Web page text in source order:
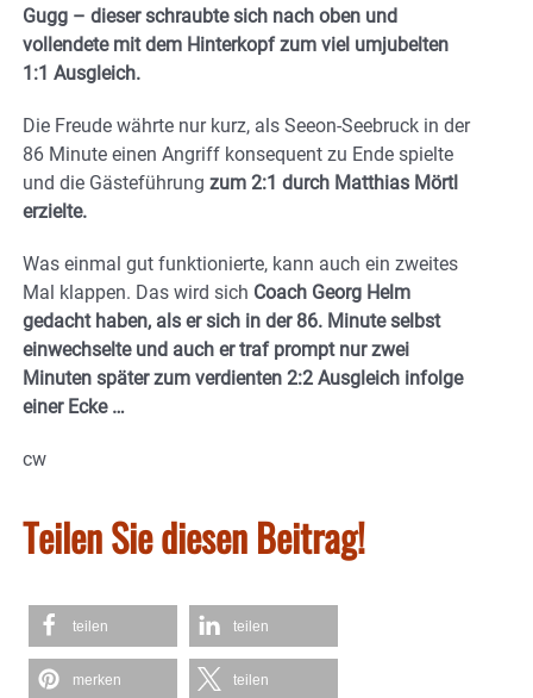
Gugg – dieser schraubte sich nach oben und
vollendete mit dem Hinterkopf zum viel umjubelten
1:1 Ausgleich.
Die Freude währte nur kurz, als Seeon-Seebruck in der
86 Minute einen Angriff konsequent zu Ende spielte
und die Gästeführung zum 2:1 durch Matthias Mörtl
erzielte.
Was einmal gut funktionierte, kann auch ein zweites
Mal klappen. Das wird sich Coach Georg Helm
gedacht haben, als er sich in der 86. Minute selbst
einwechselte und auch er traf prompt nur zwei
Minuten später zum verdienten 2:2 Ausgleich infolge
einer Ecke …
cw
Teilen Sie diesen Beitrag!
teilen teilen
merken teilen